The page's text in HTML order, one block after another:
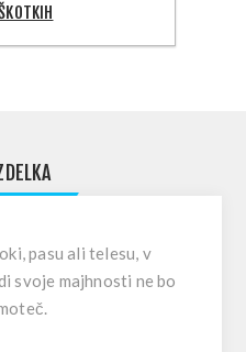
ZA DOSTAVO
pasu ali telesu, v
svoje majhnosti ne bo